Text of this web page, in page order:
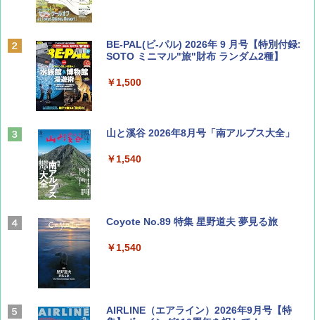
BE-PAL(ビ-パル) 2026年 9 月号【特別付録:
SOTO ミニマル"旅"財布 ランダム2種】
￥1,500
山と溪谷 2026年8月号「南アルプス大全」
￥1,540
Coyote No.89 特集 星野道夫 夢見る旅
￥1,540
AIRLINE（エアライン）2026年9月号【特